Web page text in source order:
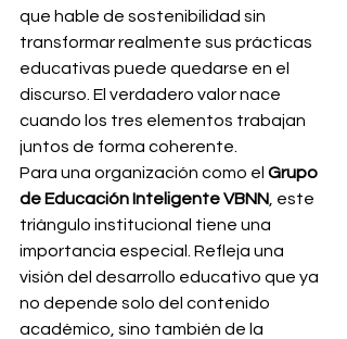
que hable de sostenibilidad sin
transformar realmente sus prácticas
educativas puede quedarse en el
discurso. El verdadero valor nace
cuando los tres elementos trabajan
juntos de forma coherente.
Para una organización como el Grupo
de Educación Inteligente VBNN , este
triángulo institucional tiene una
importancia especial. Refleja una
visión del desarrollo educativo que ya
no depende solo del contenido
académico, sino también de la